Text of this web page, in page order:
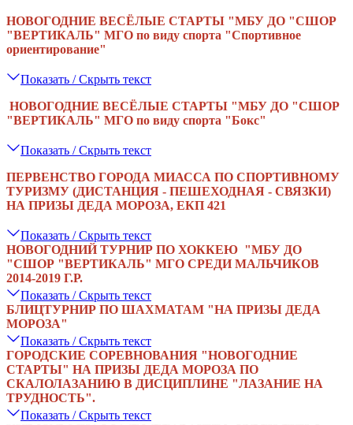
НОВОГОДНИЕ ВЕСЁЛЫЕ СТАРТЫ "МБУ ДО "СШОР
"ВЕРТИКАЛЬ" МГО по виду спорта "Спортивное
ориентирование"
Показать / Скрыть текст
НОВОГОДНИЕ ВЕСЁЛЫЕ СТАРТЫ "МБУ ДО "СШОР
"ВЕРТИКАЛЬ" МГО по виду спорта "Бокс"
Показать / Скрыть текст
ПЕРВЕНСТВО ГОРОДА МИАССА ПО СПОРТИВНОМУ
ТУРИЗМУ (ДИСТАНЦИЯ - ПЕШЕХОДНАЯ - СВЯЗКИ)
НА ПРИЗЫ ДЕДА МОРОЗА, ЕКП 421
Показать / Скрыть текст
НОВОГОДНИЙ ТУРНИР ПО ХОККЕЮ "МБУ ДО
"СШОР "ВЕРТИКАЛЬ" МГО СРЕДИ МАЛЬЧИКОВ
2014-2019 Г.Р.
Показать / Скрыть текст
БЛИЦТУРНИР ПО ШАХМАТАМ "НА ПРИЗЫ ДЕДА
МОРОЗА"
Показать / Скрыть текст
ГОРОДСКИЕ СОРЕВНОВАНИЯ "НОВОГОДНИЕ
СТАРТЫ" НА ПРИЗЫ ДЕДА МОРОЗА ПО
СКАЛОЛАЗАНИЮ В ДИСЦИПЛИНЕ "ЛАЗАНИЕ НА
ТРУДНОСТЬ".
Показать / Скрыть текст